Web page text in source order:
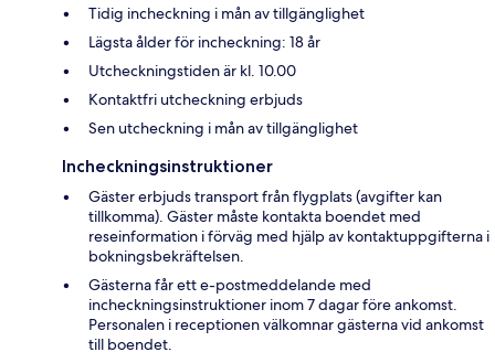
Tidig incheckning i mån av tillgänglighet
Lägsta ålder för incheckning: 18 år
Utcheckningstiden är kl. 10.00
Kontaktfri utcheckning erbjuds
Sen utcheckning i mån av tillgänglighet
Incheckningsinstruktioner
Gäster erbjuds transport från flygplats (avgifter kan
tillkomma). Gäster måste kontakta boendet med
reseinformation i förväg med hjälp av kontaktuppgifterna i
bokningsbekräftelsen.
Gästerna får ett e-postmeddelande med
incheckningsinstruktioner inom 7 dagar före ankomst.
Personalen i receptionen välkomnar gästerna vid ankomst
till boendet.